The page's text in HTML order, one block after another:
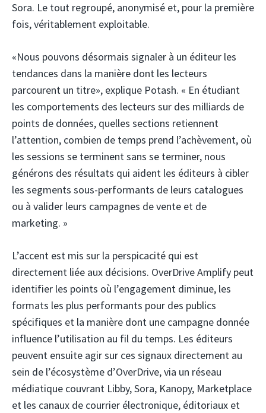
Sora. Le tout regroupé, anonymisé et, pour la première
fois, véritablement exploitable.
«Nous pouvons désormais signaler à un éditeur les
tendances dans la manière dont les lecteurs
parcourent un titre», explique Potash. « En étudiant
les comportements des lecteurs sur des milliards de
points de données, quelles sections retiennent
l’attention, combien de temps prend l’achèvement, où
les sessions se terminent sans se terminer, nous
générons des résultats qui aident les éditeurs à cibler
les segments sous-performants de leurs catalogues
ou à valider leurs campagnes de vente et de
marketing. »
L’accent est mis sur la perspicacité qui est
directement liée aux décisions. OverDrive Amplify peut
identifier les points où l’engagement diminue, les
formats les plus performants pour des publics
spécifiques et la manière dont une campagne donnée
influence l’utilisation au fil du temps. Les éditeurs
peuvent ensuite agir sur ces signaux directement au
sein de l’écosystème d’OverDrive, via un réseau
médiatique couvrant Libby, Sora, Kanopy, Marketplace
et les canaux de courrier électronique, éditoriaux et